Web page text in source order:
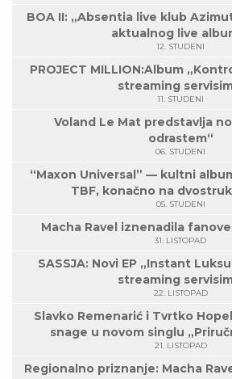
BOA II: „Absentia live klub
aktualnog live
12. STUDENI
PROJECT MILLION:Album
streaming
11. STUDENI
Voland Le Mat predstavlja
odrastem“
06. STUDENI
“Maxon Universal” — kultni
TBF, konačno na
05. STUDENI
Macha Ravel iznenadila
31. LISTOPAD
SASSJA: Novi EP „Instant
streaming
22. LISTOPAD
Slavko Remenarić i Tvrtko
snage u novom singlu
21. LISTOPAD
Regionalno priznanje: Macha